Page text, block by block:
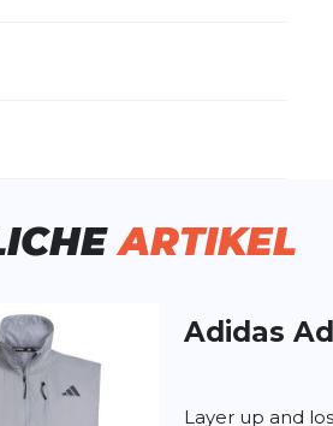
ARTIKEL
Adidas
Layer up and